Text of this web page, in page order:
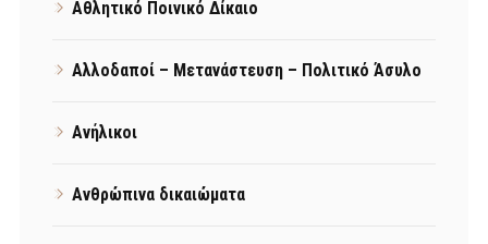
Αθλητικό Ποινικό Δίκαιο
Αλλοδαποί – Μετανάστευση – Πολιτικό Άσυλο
Ανήλικοι
Ανθρώπινα δικαιώματα